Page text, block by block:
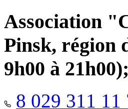
Association
Pinsk, région
9h00 à
8 029 311 11